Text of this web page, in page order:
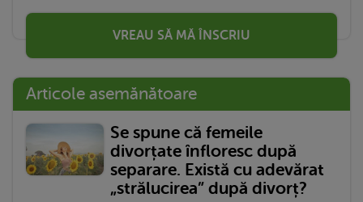
VREAU SĂ MĂ ÎNSCRIU
Articole asemănătoare
Se spune că femeile
divorțate înfloresc după
separare. Există cu adevărat
„strălucirea” după divorț?